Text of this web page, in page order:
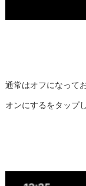
通常はオフになって
オンにするをタップし